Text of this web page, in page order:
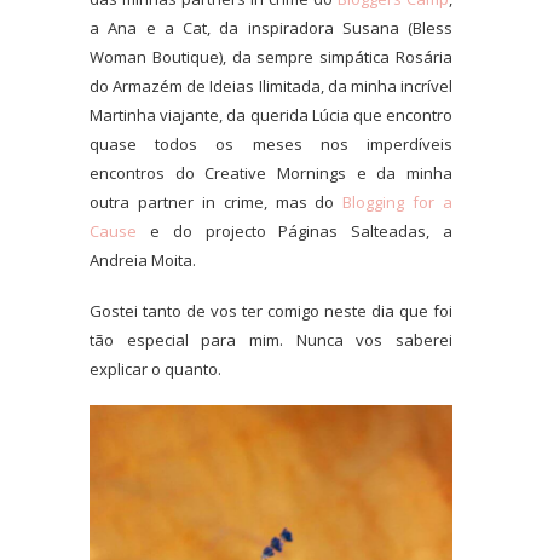
a Ana e a Cat, da inspiradora Susana (Bless
Woman Boutique), da sempre simpática Rosária
do Armazém de Ideias Ilimitada, da minha incrível
Martinha viajante, da querida Lúcia que encontro
quase todos os meses nos imperdíveis
encontros do Creative Mornings e da minha
outra partner in crime, mas do Blogging for a
Cause e do projecto Páginas Salteadas, a
Andreia Moita.
Gostei tanto de vos ter comigo neste dia que foi
tão especial para mim. Nunca vos saberei
explicar o quanto.